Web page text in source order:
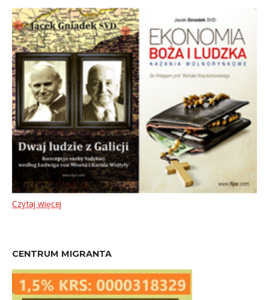
Czytaj więcej
CENTRUM MIGRANTA